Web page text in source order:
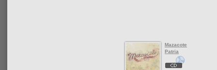
Mazacote
Patria